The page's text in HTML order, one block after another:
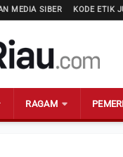
MEDIA SIBER KODE ETIK
RAGAM